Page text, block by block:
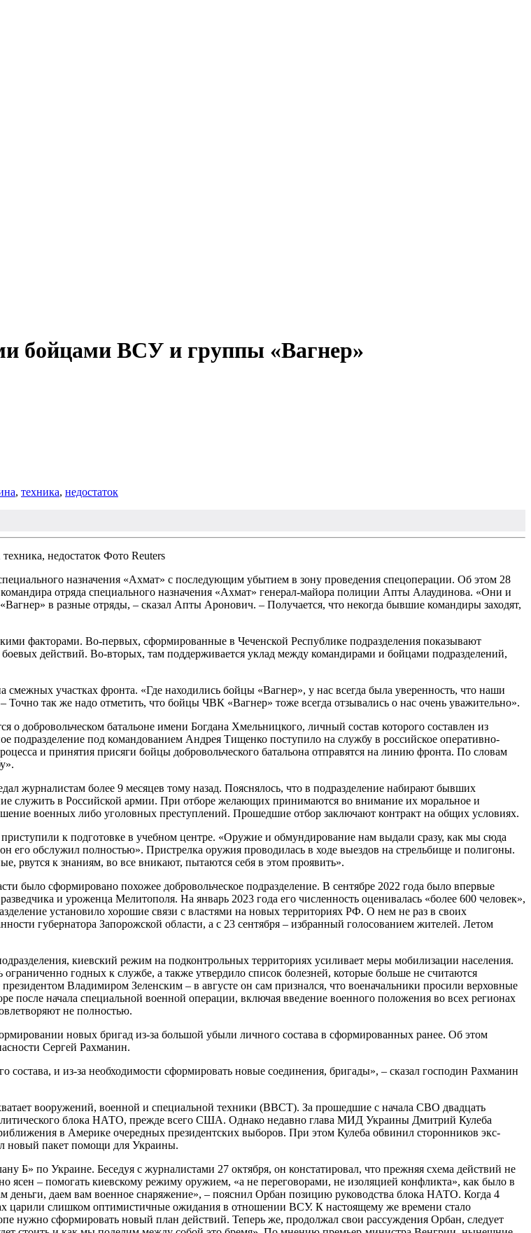
бойцами ВСУ и группы «Вагнер»
, техника, недостаток
Фото Reuters
назначения «Ахмат» с последующим убытием в зону проведения спецоперации. Об этом 28
отряда специального назначения «Ахмат» генерал-майора полиции Апты Алаудинова. «Они и
в разные отряды, – сказал Апты Аронович. – Получается, что некогда бывшие командиры заходят,
факторами. Во-первых, сформированные в Чеченской Республике подразделения показывают
действий. Во-вторых, там поддерживается уклад между командирами и бойцами подразделений,
участках фронта. «Где находились бойцы «Вагнер», у нас всегда была уверенность, что наши
Точно так же надо отметить, что бойцы ЧВК «Вагнер» тоже всегда отзывались о нас очень уважительно».
батальоне имени Богдана Хмельницкого, личный состав которого составлен из
под командованием Андрея Тищенко поступило на службу в российское оперативно-
и принятия присяги бойцы добровольческого батальона отправятся на линию фронта. По словам
журналистам более 9 месяцев тому назад. Пояснялось, что в подразделение набирают бывших
служить в Российской армии. При отборе желающих принимаются во внимание их моральное и
военных либо уголовных преступлений. Прошедшие отбор заключают контракт на общих условиях.
к подготовке в учебном центре. «Оружие и обмундирование нам выдали сразу, как мы сюда
обслужил полностью». Пристрелка оружия проводилась в ходе выездов на стрельбище и полигоны.
рвутся к знаниям, во все вникают, пытаются себя в этом проявить».
было сформировано похожее добровольческое подразделение. В сентябре 2022 года было впервые
и уроженца Мелитополя. На январь 2023 года его численность оценивалась «более 600 человек»,
установило хорошие связи с властями на новых территориях РФ. О нем не раз в своих
губернатора Запорожской области, а с 23 сентября – избранный голосованием жителей. Летом
киевский режим на подконтрольных территориях усиливает меры мобилизации населения.
годных к службе, а также утвердило список болезней, которые больше не считаются
Владимиром Зеленским – в августе он сам признался, что военачальники просили верховные
после начала специальной военной операции, включая введение военного положения во всех регионах
не полностью.
новых бригад из-за большой убыли личного состава в сформированных ранее. Об этом
Сергей Рахманин.
состава, и из-за необходимости сформировать новые соединения, бригады», – сказал господин Рахманин
вооружений, военной и специальной техники (ВВСТ). За прошедшие с начала СВО двадцать
блока НАТО, прежде всего США. Однако недавно глава МИД Украины Дмитрий Кулеба
в Америке очередных президентских выборов. При этом Кулеба обвинил сторонников экс-
новый пакет помощи для Украины.
Б» по Украине. Беседуя с журналистами 27 октября, он констатировал, что прежняя схема действий не
ясен – помогать киевскому режиму оружием, «а не переговорами, не изоляцией конфликта», как было в
даем вам военное снаряжение», – пояснил Орбан позицию руководства блока НАТО. Когда 4
царили слишком оптимистичные ожидания в отношении ВСУ. К настоящему же времени стало
нужно сформировать новый план действий. Теперь же, продолжал свои рассуждения Орбан, следует